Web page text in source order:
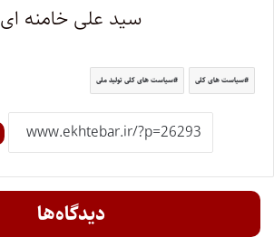
سید علی خامنه ای
سیاست های کلی سیاست های کلی تولید ملی
دیدگاه‌ها